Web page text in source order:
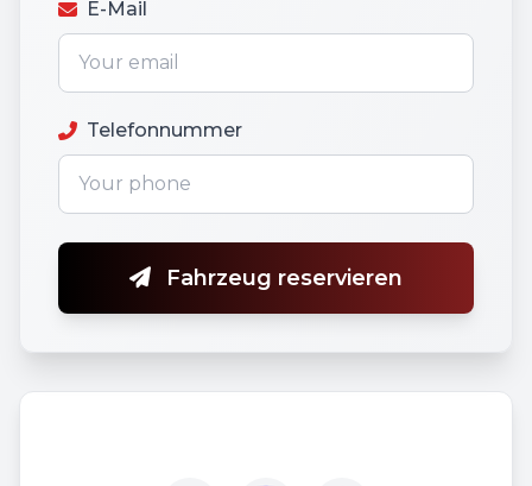
E-Mail
Telefonnummer
Fahrzeug reservieren